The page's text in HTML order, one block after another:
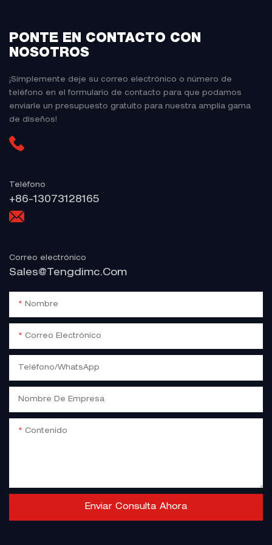
PONTE EN CONTACTO CON
NOSOTROS
¡Simplemente deje su correo electrónico o número de
teléfono en el formulario de contacto para que podamos
enviarle un presupuesto gratuito para nuestra amplia gama
de diseños!
Teléfono
+86-13073128165
Correo electrónico
Sales@tengdimc.com
Nombre
Correo Electrónico
Teléfono/WhatsApp
Nombre De Empresa
Contenido
Enviar Consulta Ahora